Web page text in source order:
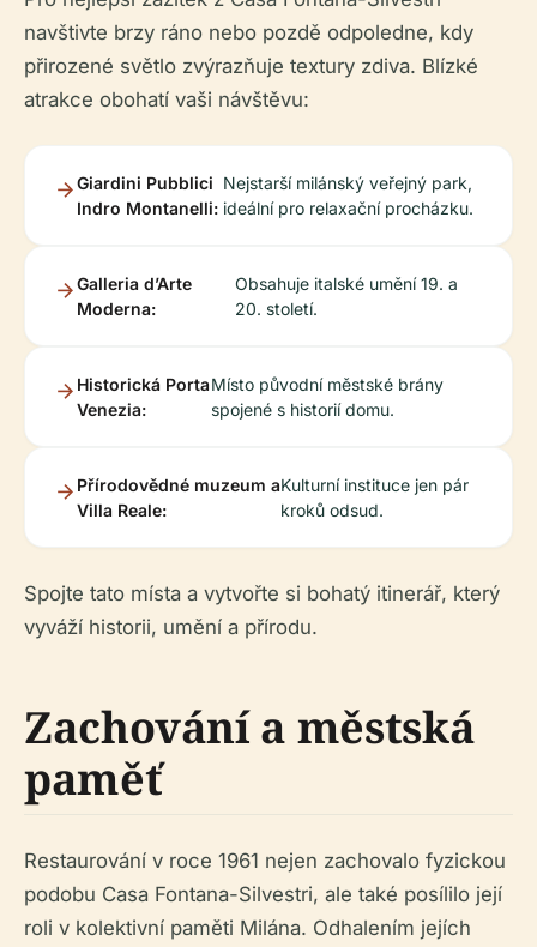
navštivte brzy ráno nebo pozdě odpoledne, kdy
přirozené světlo zvýrazňuje textury zdiva. Blízké
atrakce obohatí vaši návštěvu:
Giardini Pubblici
Indro Montanelli:
Nejstarší milánský veřejný park,
ideální pro relaxační procházku.
Galleria d’Arte
Moderna:
Obsahuje italské umění 19. a
20. století.
Historická Porta
Venezia:
Místo původní městské brány
spojené s historií domu.
Přírodovědné muzeum a
Villa Reale:
Kulturní instituce jen pár
kroků odsud.
Spojte tato místa a vytvořte si bohatý itinerář, který
vyváží historii, umění a přírodu.
Zachování a městská
paměť
Restaurování v roce 1961 nejen zachovalo fyzickou
podobu Casa Fontana-Silvestri, ale také posílilo její
roli v kolektivní paměti Milána. Odhalením jejích